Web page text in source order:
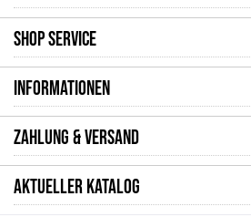
SHOP SERVICE
INFORMATIONEN
ZAHLUNG & VERSAND
AKTUELLER KATALOG